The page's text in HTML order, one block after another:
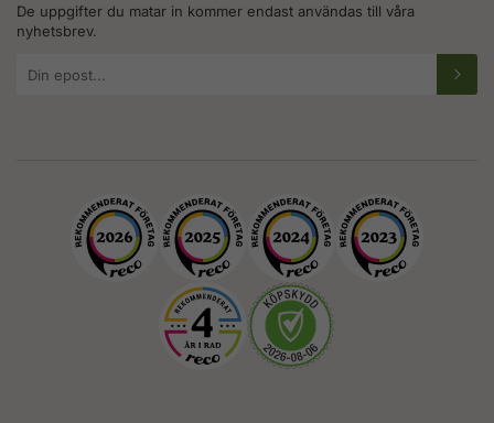
De uppgifter du matar in kommer endast användas till våra
nyhetsbrev.
postadress